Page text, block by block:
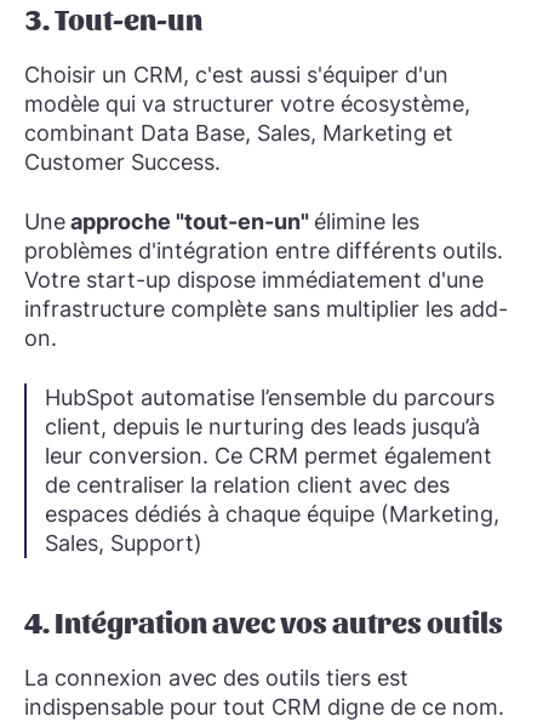
3. Tout-en-un
Choisir un CRM, c'est aussi s'équiper d'un
modèle qui va structurer votre écosystème,
combinant Data Base, Sales, Marketing et
Customer Success.
Uneapproche "tout-en-un" élimine les
problèmes d'intégration entre différents outils.
Votre start-up dispose immédiatement d'une
infrastructure complète sans multiplier les add-
on.
HubSpot automatise l’ensemble du parcours
client, depuis le nurturing des leads jusqu’à
leur conversion. Ce CRM permet également
de centraliser la relation client avec des
espaces dédiés à chaque équipe (Marketing,
Sales, Support)
4. Intégration avec vos autres outils
La connexion avec des outils tiers est
indispensable pour tout CRM digne de ce nom.